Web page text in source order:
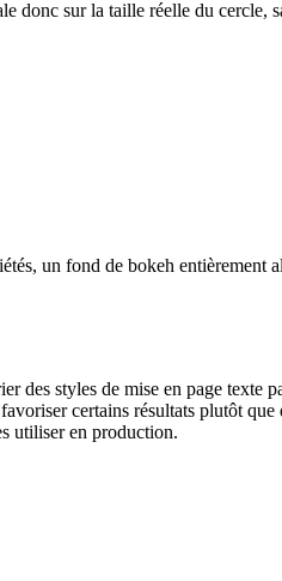
donc sur la taille réelle du cercle,
un fond de bokeh entièrement
des styles de mise en page texte
certains résultats plutôt que
utiliser en production.